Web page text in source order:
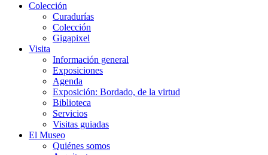
Colección
Curadurías
Colección
Gigapixel
Visita
Información general
Exposiciones
Agenda
Exposición: Bordado, de la virtud
Biblioteca
Servicios
Visitas guiadas
El Museo
Quiénes somos